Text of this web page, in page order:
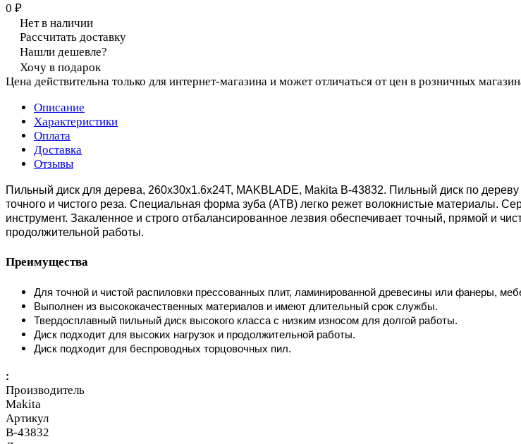
0 ₽
Нет в наличии
Рассчитать доставку
Нашли дешевле?
Хочу в подарок
Цена действительна только для интернет-магазина и может отличаться от цен в розничных
Описание
Характеристики
Оплата
Доставка
Отзывы
Пильный диск для дерева, 260x30x1.6x24T, MAKBLADE, Makita B-43832. Пильный диск по
точного и чистого реза. Специальная форма зуба (ATB) легко режет волокнистые материалы.
инструмент. Закаленное и строго отбалансированное лезвия обеспечивает точный, прямой и
продолжительной работы.
Преимущества
Для точной и чистой распиловки прессованных плит, ламинированной древесины или фанеры,
Выполнен из высококачественных материалов и имеют длительный срок службы.
Твердосплавный пильный диск высокого класса с низким износом для долгой работы.
Диск подходит для высоких нагрузок и продолжительной работы.
Диск подходит для беспроводных торцовочных пил.
:
Производитель
Makita
Артикул
B-43832